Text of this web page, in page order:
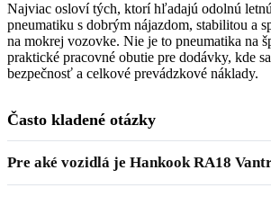
Najviac osloví tých, ktorí hľadajú odolnú
pneumatiku s dobrým nájazdom, stabilitou a
na mokrej vozovke. Nie je to pneumatika na
praktické pracovné obutie pre dodávky, kde
bezpečnosť a celkové prevádzkové náklady.
Často kladené otázky
Pre aké vozidlá je Hankook RA18